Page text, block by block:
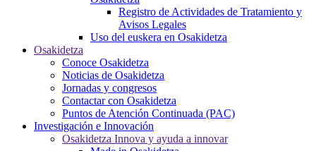
Registro de Actividades de Tratamiento y
Avisos Legales
Uso del euskera en Osakidetza
Osakidetza
Conoce Osakidetza
Noticias de Osakidetza
Jornadas y congresos
Contactar con Osakidetza
Puntos de Atención Continuada (PAC)
Investigación e Innovación
Osakidetza Innova y ayuda a innovar